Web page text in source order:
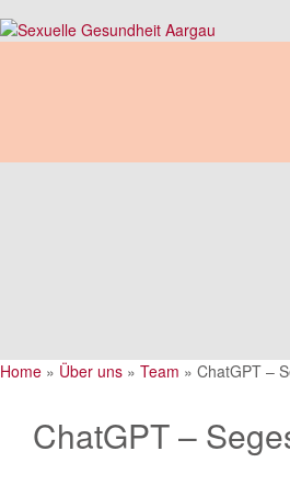
Home » Über uns » Team » ChatGPT –
ChatGPT –